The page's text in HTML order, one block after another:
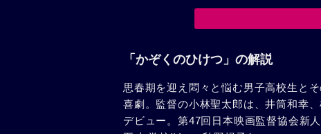
そんな姿を見て「なんで男と女は一緒
典子は煮え切らない賢治の態度に不安
「かぞくのひけつ」の解説
思春期を迎え悶々と悩む男子高校生と
喜劇。監督の小林聖太郎は、井筒和幸
デビュー。第47回日本映画監督協会新